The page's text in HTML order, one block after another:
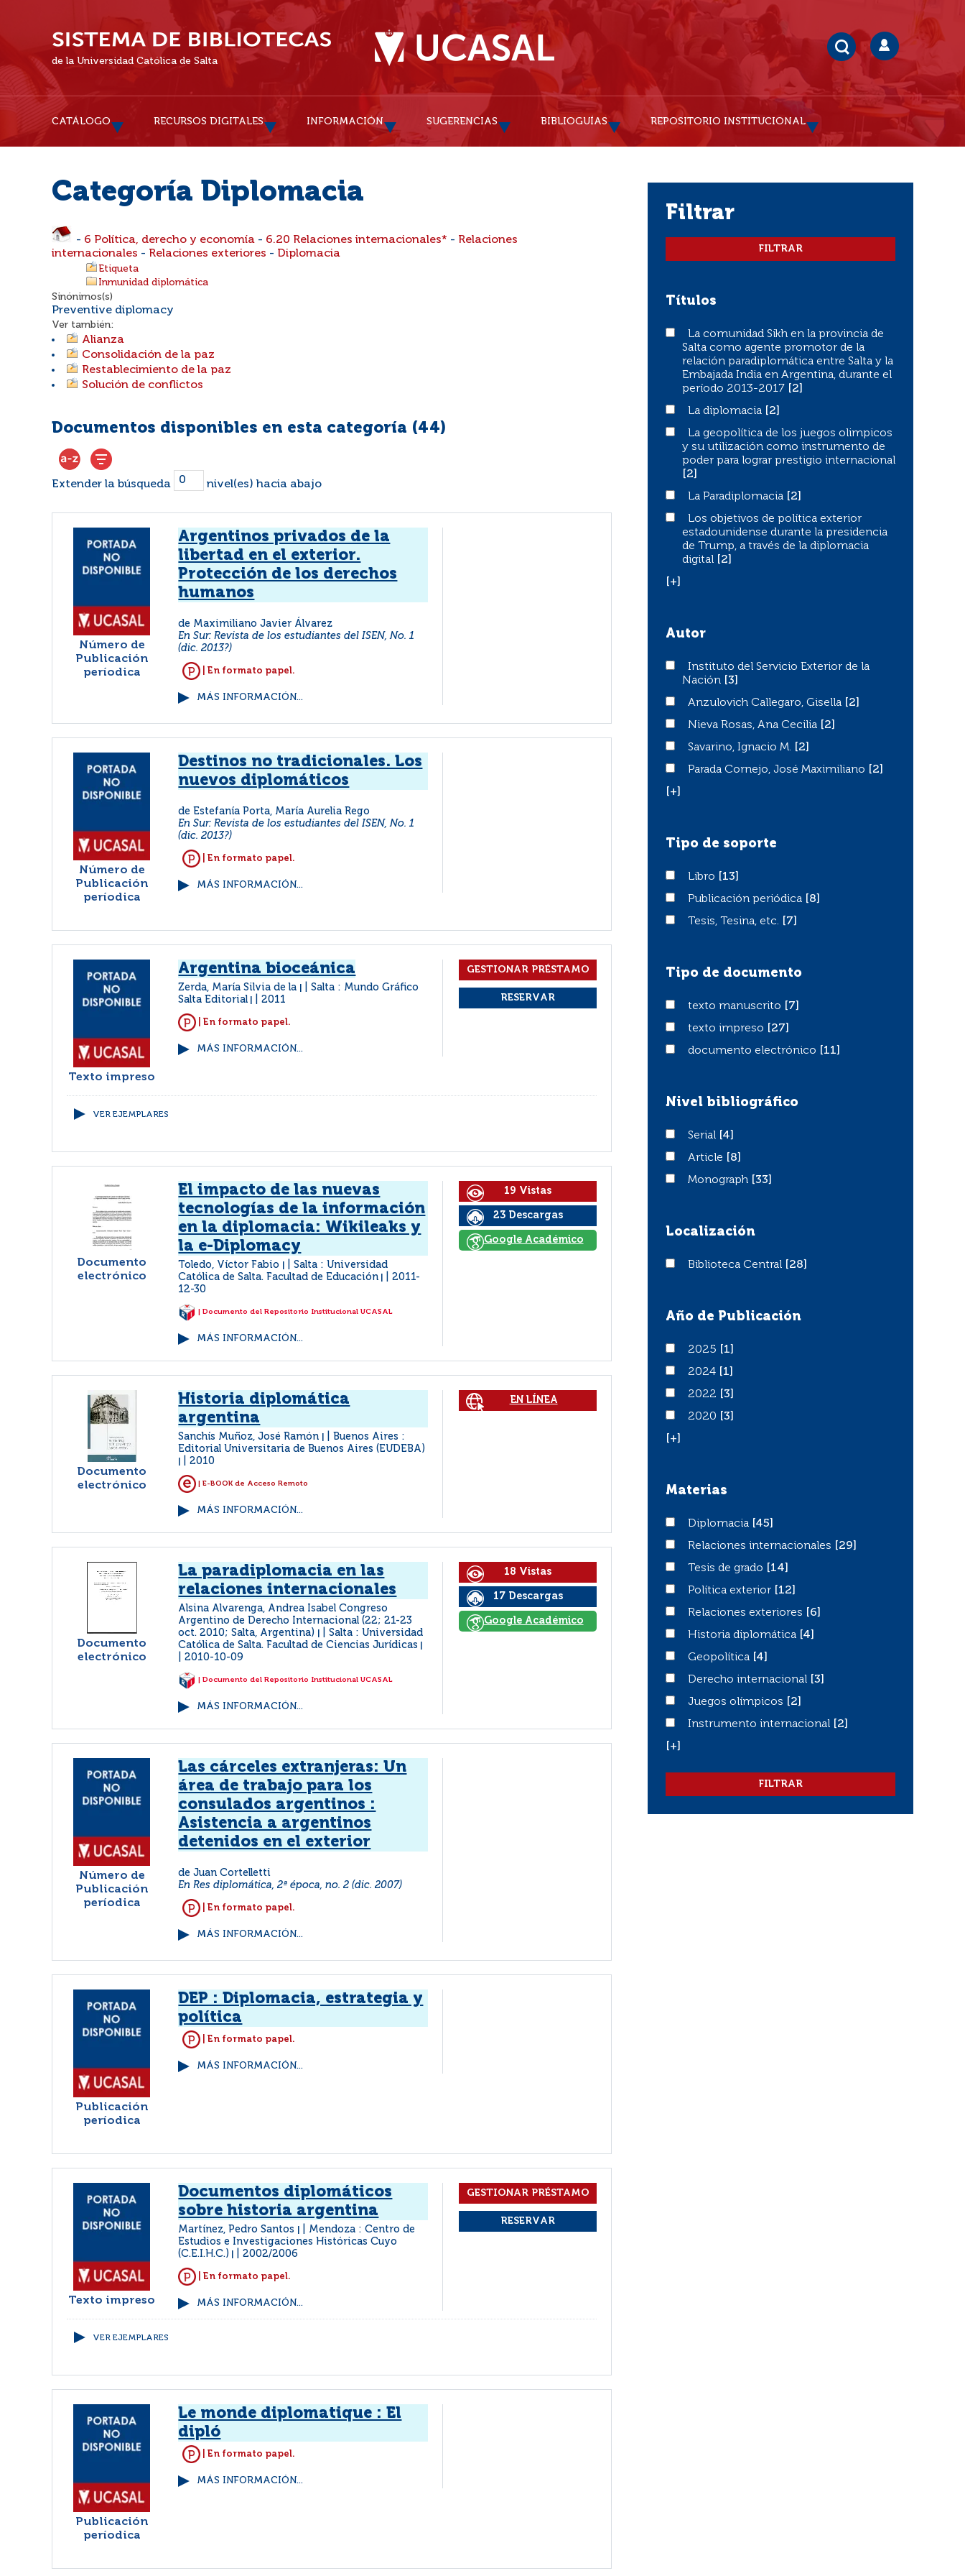
de la Universidad Católica de Salta
CATÁLOGO RECURSOS DIGITALES INFORMACIÓN SUGERENCIAS BIBLIOGUÍAS REPOSITORIO INSTITUCIONAL
Categoría Diplomacia
- 6 Política, derecho y economía - 6.20 Relaciones internacionales* - Relaciones
internacionales - Relaciones exteriores - Diplomacia
Etiqueta
Inmunidad diplomática
Sinónimos(s)
Preventive diplomacy
Ver también:
Alianza
Consolidación de la paz
Restablecimiento de la paz
Solución de conflictos
Documentos disponibles en esta categoría (44)
Extender la búsqueda nivel(es) hacia abajo
Número de
Publicación
períodica
Argentinos privados de la
libertad en el exterior.
Protección de los derechos
humanos
de Maximiliano Javier Álvarez
En Sur: Revista de los estudiantes del ISEN, No. 1
(dic. 2013?)
| En formato papel.
MÁS INFORMACIÓN...
Número de
Publicación
períodica
Destinos no tradicionales. Los
nuevos diplomáticos
de Estefanía Porta, María Aurelia Rego
En Sur: Revista de los estudiantes del ISEN, No. 1
(dic. 2013?)
| En formato papel.
MÁS INFORMACIÓN...
Texto impreso
Argentina bioceánica
Zerda, María Silvia de la
Salta : Mundo Gráfico
Salta Editorial
2011
| En formato papel.
MÁS INFORMACIÓN...
VER EJEMPLARES
Documento
electrónico
El impacto de las nuevas
tecnologías de la información
en la diplomacia: Wikileaks y
la e-Diplomacy
Toledo, Víctor Fabio
Salta : Universidad
Católica de Salta. Facultad de Educación
2011-
12-30
| Documento del Repositorio Institucional UCASAL
MÁS INFORMACIÓN...
19 Vistas
23 Descargas
Google Académico
Documento
electrónico
Historia diplomática
argentina
Sanchís Muñoz, José Ramón
Buenos Aires :
Editorial Universitaria de Buenos Aires (EUDEBA)
2010
| E-BOOK de Acceso Remoto
MÁS INFORMACIÓN...
EN LÍNEA
Documento
electrónico
La paradiplomacia en las
relaciones internacionales
Alsina Alvarenga, Andrea Isabel Congreso
Argentino de Derecho Internacional (22; 21-23
oct. 2010; Salta, Argentina)
Salta : Universidad
Católica de Salta. Facultad de Ciencias Jurídicas
2010-10-09
| Documento del Repositorio Institucional UCASAL
MÁS INFORMACIÓN...
18 Vistas
17 Descargas
Google Académico
Número de
Publicación
períodica
Las cárceles extranjeras: Un
área de trabajo para los
consulados argentinos :
Asistencia a argentinos
detenidos en el exterior
de Juan Cortelletti
En Res diplomática, 2ª época, no. 2 (dic. 2007)
| En formato papel.
MÁS INFORMACIÓN...
Publicación
períodica
DEP : Diplomacia, estrategia y
política
| En formato papel.
MÁS INFORMACIÓN...
Texto impreso
Documentos diplomáticos
sobre historia argentina
Martínez, Pedro Santos
Mendoza : Centro de
Estudios e Investigaciones Históricas Cuyo
(C.E.I.H.C.)
2002/2006
| En formato papel.
MÁS INFORMACIÓN...
VER EJEMPLARES
Publicación
períodica
Le monde diplomatique : El
dipló
| En formato papel.
MÁS INFORMACIÓN...
filtrar
Títulos
La comunidad Sikh en la provincia de Salta como
La comunidad Sikh en la provincia de
Salta como agente promotor de la
relación paradiplomática entre Salta y la
Embajada India en Argentina, durante el
período 2013-2017
[2]
La diplomacia
La diplomacia
[2]
La geopolítica de los juegos olimpicos y su utilización
La geopolítica de los juegos olimpicos
y su utilización como instrumento de
poder para lograr prestigio internacional
[2]
La Paradiplomacia
La Paradiplomacia
[2]
Los objetivos de política exterior estadounidense
Los objetivos de política exterior
estadounidense durante la presidencia
de Trump, a través de la diplomacia
digital
[2]
[+]
Autor
Instituto del Servicio Exterior de la Nación
Instituto del Servicio Exterior de la
Nación
[3]
Anzulovich Callegaro, Gisella
Anzulovich Callegaro, Gisella
[2]
Nieva Rosas, Ana Cecilia
Nieva Rosas, Ana Cecilia
[2]
Savarino, Ignacio M.
Savarino, Ignacio M.
[2]
Parada Cornejo, José Maximiliano
Parada Cornejo, José Maximiliano
[2]
[+]
Tipo de soporte
LibroLibro
[13]
Publicación periódica
Publicación periódica
[8]
Tesis, Tesina, etc.
Tesis, Tesina, etc. [7]
Tipo de documento
texto manuscrito
texto manuscrito
[7]
texto impreso
texto impreso
[27]
documento electrónico
documento electrónico [11]
Nivel bibliográfico
SerialSerial
[4]
ArticleArticle
[8]
Monograph
Monograph [33]
Localización
Biblioteca Central
Biblioteca Central [28]
Año de Publicación
20252025
[1]
20242024
[1]
20222022
[3]
20202020
[3]
[+]
Materias
Diplomacia
Diplomacia
[45]
Relaciones internacionales
Relaciones internacionales
[29]
Tesis de grado
Tesis de grado
[14]
Política exterior
Política exterior
[12]
Relaciones exteriores
Relaciones exteriores
[6]
Historia diplomática
Historia diplomática
[4]
Geopolítica
Geopolítica
[4]
Derecho internacional
Derecho internacional
[3]
Juegos olímpicos
Juegos olímpicos
[2]
Instrumento internacional
Instrumento internacional
[2]
[+]